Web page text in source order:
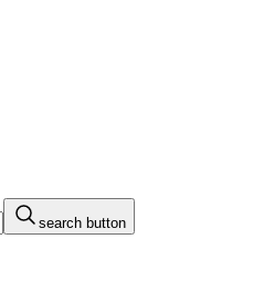
search button